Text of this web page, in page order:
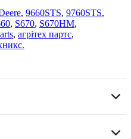
, 9660STS, 9760STS,
, S670, S670HM,
, агрітех партс,